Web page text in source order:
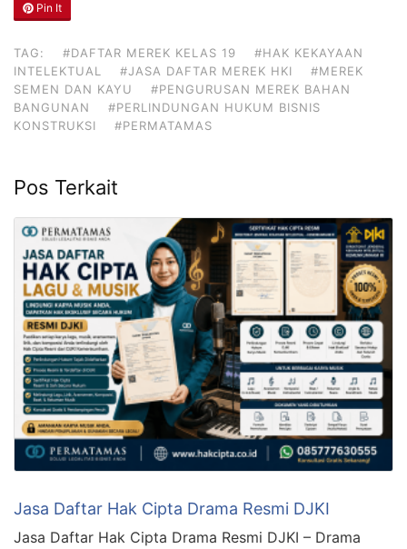
Pin It
TAG: #DAFTAR MEREK KELAS 19
#HAK KEKAYAAN
INTELEKTUAL
#JASA DAFTAR MEREK HKI
#MEREK
SEMEN DAN KAYU
#PENGURUSAN MEREK BAHAN
BANGUNAN
#PERLINDUNGAN HUKUM BISNIS
KONSTRUKSI
#PERMATAMAS
Pos Terkait
Jasa Daftar Hak Cipta Drama Resmi DJKI
Jasa Daftar Hak Cipta Drama Resmi DJKI – Drama